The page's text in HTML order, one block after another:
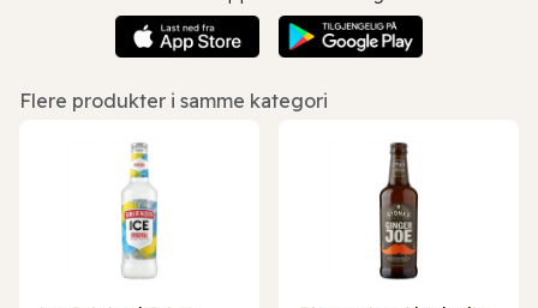
Flere produkter i samme kategori